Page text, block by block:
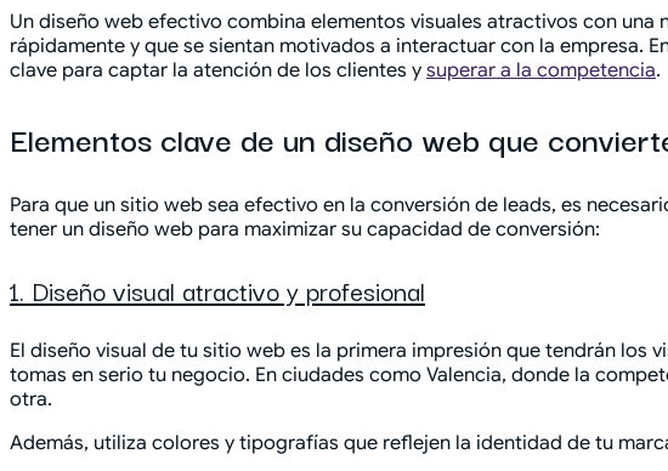
Un diseño web efectivo combina elementos visuales atractivos con
rápidamente y que se sientan motivados a interactuar con la empresa.
clave para captar la atención de los clientes y superar a la competencia.
Elementos clave de un diseño web que
Para que un sitio web sea efectivo en la conversión de leads, es
tener un diseño web para maximizar su capacidad de conversión:
1. Diseño visual atractivo y profesional
El diseño visual de tu sitio web es la primera impresión que tendrán
tomas en serio tu negocio. En ciudades como Valencia, donde la
otra.
Además, utiliza colores y tipografías que reflejen la identidad de tu